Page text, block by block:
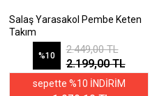
Salaş Yarasakol Pembe Keten
Takım
%10
2.449,00 TL
2.199,00 TL
sepette %10 İNDİRİM